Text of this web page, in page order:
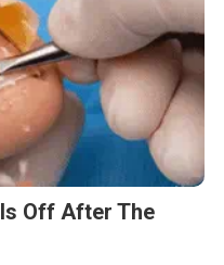
Off After The